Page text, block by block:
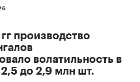
производство
волатильность в
до 2,9 млн шт.